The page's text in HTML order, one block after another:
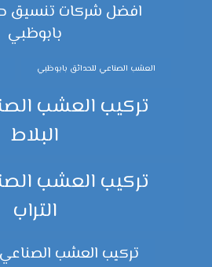
افضل شركات تنسيق
بابوظبي
العشب الصناعي للحدائق بابوظبي
تركيب العشب
البلاط
تركيب العشب
التراب
تركيب العشب